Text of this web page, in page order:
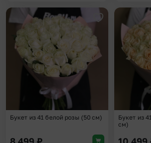
Добавить в
Букет из 41 белой розы (50 см)
Букет из
см)